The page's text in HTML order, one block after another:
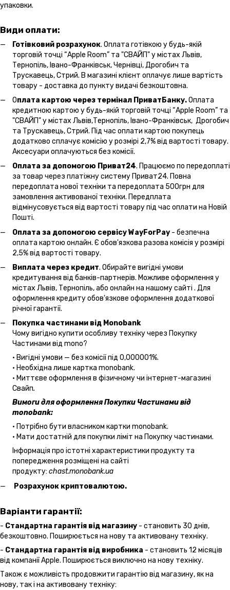
упаковки.
Види оплати:
Готівковий розрахунок. Оплата готівкою у будь-якій
торговій точці “Apple Room” та "СВАЙП" у містах Львів,
Тернопіль, Івано-Франківськ, Чернівці, Дрогобич та
Трускавець, Стрий. В магазині клієнт оплачує лише вартість
товару - доставка до пункту видачі безкоштовна.
Оплата картою через термінал ПриватБанку.Оплата
кредитною картою у будь-якій торговій точці “Apple Room” та
"СВАЙП" у містах Львів,Тернопіль, Івано-Франківськ, Дрогобич
та Трускавець, Стрий. Під час оплати картою покупець
додатково сплачує комісію у розмірі 2,7% від вартості товару.
Аксесуари оплачуються без комісії.
Оплата за допомогою Приват24. Працюємо по передоплаті
за товар через платіжну систему Приват24. Повна
передоплата нової техніки та передоплата 500грн для
замовлення активованої техніки. Передплата
відмінусовується від вартості товару під час оплати на Новій
Пошті.
Оплата за допомогою сервісу WayForPay - безпечна
оплата картою онлайн. Є обов'язкова разова комісія у розмірі
2,5% від вартості товару.
Виплата через кредит. Обирайте вигідні умови
кредитування від банків-партнерів. Можливе оформлення у
містах Львів, Тернопіль, або онлайн на нашому сайті . Для
оформлення кредиту обов'язкове оформлення додаткової
річної гарантії.
Покупка частинами від Monobank
Чому вигідно купити особливу техніку через Покупку
Частинами від mono?
• Вигідні умови — без комісії під 0,000001%.
• Необхідна лише картка monobank.
• Миттєве оформлення в фізичному чи інтернет-магазині
Cвайп.
Вимоги для оформлення Покупки Частинами від
monobank:
• Потрібно бути власником картки monobank.
• Мати достатній для покупки ліміт на Покупку частинами.
Інформація про істотні характеристики продукту та
попередження розміщені на сайті
продукту: chast.monobank.ua
Розрахунок криптовалютою.
Варіанти гарантії:
- Стандартна гарантія від магазину - становить 30 днів,
безкоштовно. Поширюється на нову та активовану техніку.
- Стандартна гарантія від виробника - становить 12 місяців
від компанії Apple. Поширюється виключно на нову техніку.
Також є можливість продовжити гарантію від магазину, як на
нову, так і на активовану техніку: